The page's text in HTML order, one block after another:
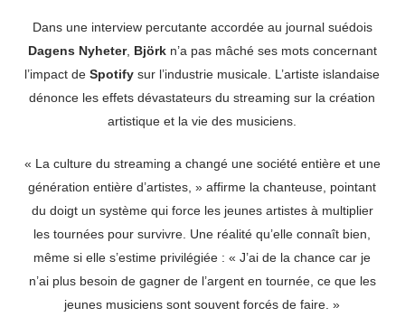
Dans une interview percutante accordée au journal suédois
Dagens Nyheter, Björkn’a pas mâché ses mots concernant
l’impact deSpotify sur l’industrie musicale. L’artiste islandaise
dénonce les effets dévastateurs du streaming sur la création
artistique et la vie des musiciens.
« La culture du streaming a changé une société entière et une
génération entière d’artistes, » affirme la chanteuse, pointant
du doigt un système qui force les jeunes artistes à multiplier
les tournées pour survivre. Une réalité qu’elle connaît bien,
même si elle s’estime privilégiée : « J’ai de la chance car je
n’ai plus besoin de gagner de l’argent en tournée, ce que les
jeunes musiciens sont souvent forcés de faire. »